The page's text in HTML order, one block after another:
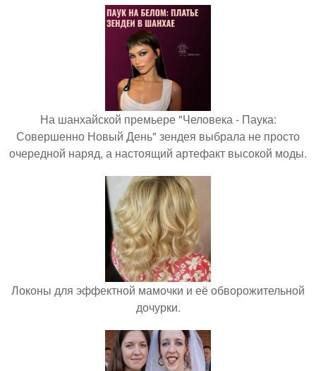
На шанхайской премьере "Человека - Паука:
Совершенно Новый День" зендея выбрала не просто
очередной наряд, а настоящий артефакт высокой моды.
Локоны для эффектной мамочки и её обворожительной
дочурки.